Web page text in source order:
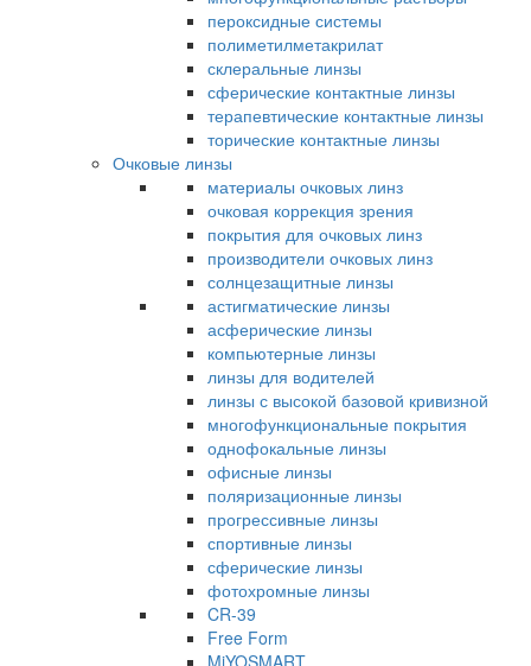
пероксидные системы
полиметилметакрилат
склеральные линзы
сферические контактные линзы
терапевтические контактные линзы
торические контактные линзы
Очковые линзы
материалы очковых линз
очковая коррекция зрения
покрытия для очковых линз
производители очковых линз
солнцезащитные линзы
астигматические линзы
асферические линзы
компьютерные линзы
линзы для водителей
линзы с высокой базовой кривизной
многофункциональные покрытия
однофокальные линзы
офисные линзы
поляризационные линзы
прогрессивные линзы
спортивные линзы
сферические линзы
фотохромные линзы
CR-39
Free Form